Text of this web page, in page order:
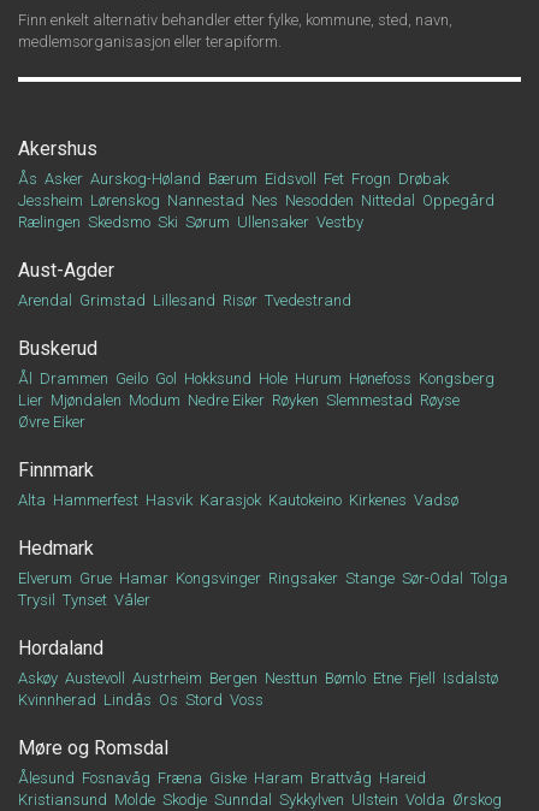
Finn enkelt alternativ behandler etter fylke, kommune, sted, navn,
medlemsorganisasjon eller terapiform.
Akershus
Ås Asker Aurskog-Høland Bærum Eidsvoll Fet Frogn Drøbak
Jessheim Lørenskog Nannestad Nes Nesodden Nittedal
Oppegård
Rælingen Skedsmo Ski Sørum Ullensaker Vestby
Aust-Agder
Arendal Grimstad Lillesand Risør Tvedestrand
Buskerud
Ål Drammen Geilo Gol Hokksund Hole Hurum Hønefoss Kongsberg
Lier Mjøndalen Modum Nedre Eiker Røyken Slemmestad Røyse
Øvre Eiker
Finnmark
Alta Hammerfest Hasvik Karasjok Kautokeino Kirkenes Vadsø
Hedmark
Elverum Grue Hamar Kongsvinger Ringsaker Stange Sør-Odal
Tolga
Trysil
Tynset Våler
Hordaland
Askøy Austevoll Austrheim Bergen Nesttun Bømlo Etne Fjell
Isdalstø
Kvinnherad Lindås Os Stord Voss
Møre og Romsdal
Ålesund Fosnavåg Fræna Giske Haram Brattvåg Hareid
Kristiansund Molde Skodje Sunndal Sykkylven Ulstein Volda Ørskog